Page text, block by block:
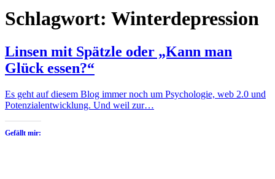
Schlagwort: Winterdepression
Linsen mit Spätzle oder „Kann man
Glück essen?“
Es geht auf diesem Blog immer noch um Psychologie, web 2.0 und
Potenzialentwicklung. Und weil zur…
Gefällt mir: